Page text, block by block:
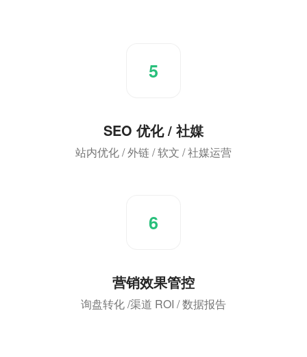
5
SEO 优化 / 社媒
站内优化 / 外链 / 软文 / 社媒运营
6
营销效果管控
询盘转化 /渠道 ROI / 数据报告